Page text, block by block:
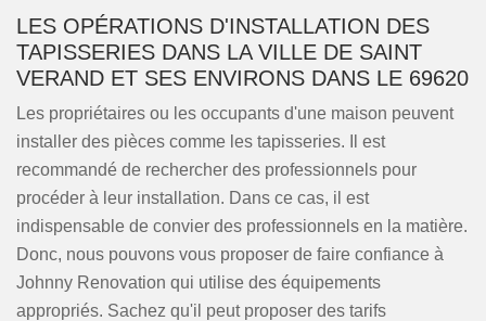
LES OPÉRATIONS D'INSTALLATION DES
TAPISSERIES DANS LA VILLE DE SAINT
VERAND ET SES ENVIRONS DANS LE 69620
Les propriétaires ou les occupants d'une maison peuvent
installer des pièces comme les tapisseries. Il est
recommandé de rechercher des professionnels pour
procéder à leur installation. Dans ce cas, il est
indispensable de convier des professionnels en la matière.
Donc, nous pouvons vous proposer de faire confiance à
Johnny Renovation qui utilise des équipements
appropriés. Sachez qu'il peut proposer des tarifs